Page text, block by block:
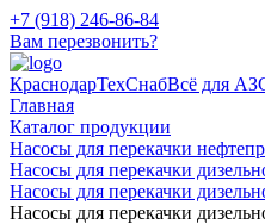
+7 (918) 246-86-84
Вам перезвонить?
КраснодарТехСнабВсё для
Главная
Каталог продукции
Насосы для перекачки
Насосы для перекачки
Насосы для перекачки
Насосы для перекачки